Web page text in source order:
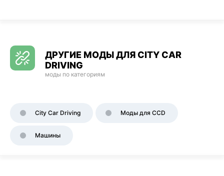
ДРУГИЕ МОДЫ ДЛЯ CITY CAR
DRIVING
моды по категориям
City Car Driving Моды для CCD
Машины